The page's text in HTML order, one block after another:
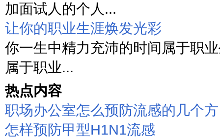
加面试人的个人...
让你的职业生涯焕发光彩
你一生中精力充沛的时间属于职
属于职业...
热点内容
职场办公室怎么预防流感的几个方
怎样预防甲型H1N1流感